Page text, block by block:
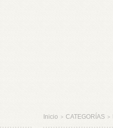
Inicio > CATEGORÍAS >